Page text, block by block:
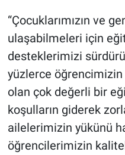
“Çocuklarımızın ve
ulaşabilmeleri için
desteklerimizi
yüzlerce
olan çok değerli bir
koşulların giderek
ailelerimizin yükünü
öğrencilerimizin